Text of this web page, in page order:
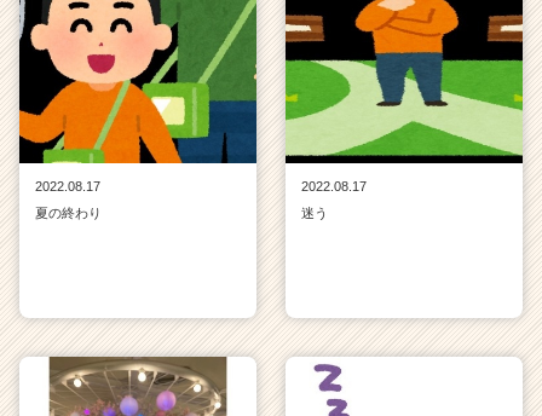
2022.08.17
夏の終わり
2022.08.17
迷う